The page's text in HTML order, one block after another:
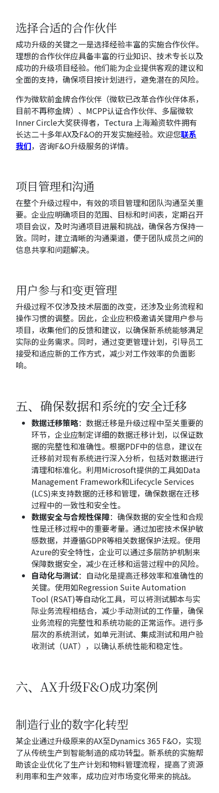
选择合适的合作伙伴
成功升级的关键之一是选择经验丰富的实施合作伙伴。
理想的合作伙伴应具备丰富的行业知识、技术专长以及
成功的升级项目经验。他们能为企业提供客观的建议和
全面的支持，确保项目按计划进行，避免潜在的风险。
作为微软前金牌合作伙伴（微软已改革合作伙伴体系，
目前不再称金牌）、MCPP认证合作伙伴、多届微软
Inner Circle大奖获得者，Tectura 上海瀚资软件拥有
长达二十多年AX及F&O的开发实施经验。欢迎您联系
我们，咨询F&O升级服务的详情。
项目管理和沟通
在整个升级过程中，有效的项目管理和团队沟通至关重
要。企业应明确项目的范围、目标和时间表，定期召开
项目会议，及时沟通项目进展和挑战，确保各方保持一
致。同时，建立清晰的沟通渠道，便于团队成员之间的
信息共享和问题解决。
用户参与和变更管理
升级过程不仅涉及技术层面的改变，还涉及业务流程和
操作习惯的调整。因此，企业应积极邀请关键用户参与
项目，收集他们的反馈和建议，以确保新系统能够满足
实际的业务需求。同时，通过变更管理计划，引导员工
接受和适应新的工作方式，减少对工作效率的负面影
响。
五、确保数据和系统的安全迁移
数据迁移策略：数据迁移是升级过程中至关重要的
环节，企业应制定详细的数据迁移计划，以保证数
据的完整性和准确性。根据PDF中的信息，建议在
迁移前对现有系统进行深入分析，包括对数据进行
清理和标准化。利用Microsoft提供的工具如Data
Management Framework和Lifecycle Services
(LCS)来支持数据的迁移和管理，确保数据在迁移
过程中的一致性和安全性。
数据安全与合规性保障：确保数据的安全性和合规
性是迁移过程中的重要考量。通过加密技术保护敏
感数据，并遵循GDPR等相关数据保护法规。使用
Azure的安全特性，企业可以通过多层防护机制来
保障数据安全，减少在迁移和运营过程中的风险。
自动化与测试：自动化是提高迁移效率和准确性的
关键。使用如Regression Suite Automation
Tool (RSAT)等自动化工具，可以将测试脚本与实
际业务流程相结合，减少手动测试的工作量，确保
业务流程的完整性和系统功能的正常运作。进行多
层次的系统测试，如单元测试、集成测试和用户验
收测试（UAT），以确认系统性能和稳定性。
六、AX升级F&O成功案例
制造行业的数字化转型
某企业通过升级原来的AX至Dynamics 365 F&O，实现
了从传统生产到智能制造的成功转型。新系统的实施帮
助该企业优化了生产计划和物料管理流程，提高了资源
利用率和生产效率，成功应对市场变化带来的挑战。